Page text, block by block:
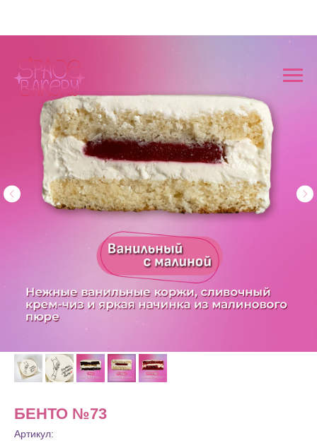
БЕНТО №73
Артикул: